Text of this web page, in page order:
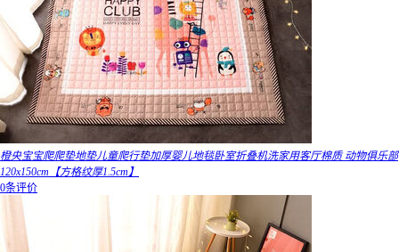
橙央宝宝爬爬垫地垫儿童爬行垫加厚婴儿地毯卧室折叠机洗家用客厅棉质 动物俱乐部
120x150cm【方格纹厚1.5cm】
0条评价